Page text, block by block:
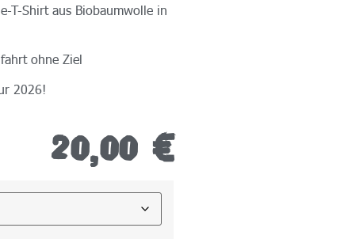
T-Shirt aus Biobaumwolle in
ohne Ziel
2026!
20,00 €